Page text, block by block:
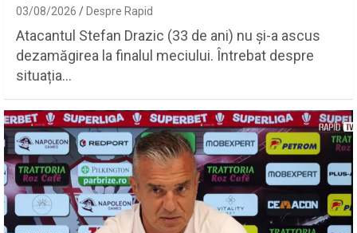
03/08/2026 Despre Rapid
Atacantul Stefan Drazic (33 de ani) nu și-a ascus
dezamăgirea la finalul meciului. Întrebat despre
situația…